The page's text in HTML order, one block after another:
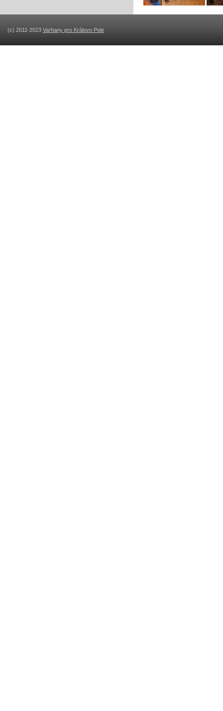
(c) 2011-2023 Varhany pro Královo Pole